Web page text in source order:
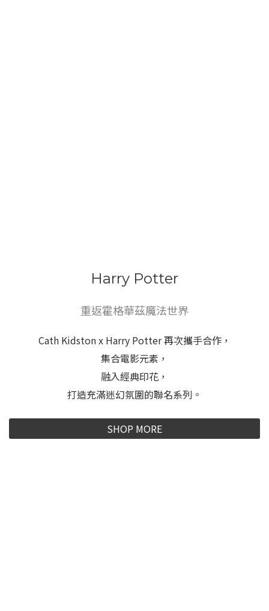
Harry Potter
重返霍格華茲魔法世界
Cath Kidston x Harry Potter 再次攜手合作，
集合電影元素，
融入經典印花，
打造充滿迷幻氛圍的聯名系列。
SHOP MORE